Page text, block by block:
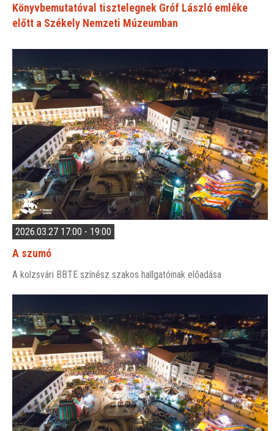
Könyvbemutatóval tisztelegnek Gróf László emléke
előtt a Székely Nemzeti Múzeumban
2026.03.27 17:00 - 19:00
A szumó
A kolzsvári BBTE színész szakos hallgatóinak előadása